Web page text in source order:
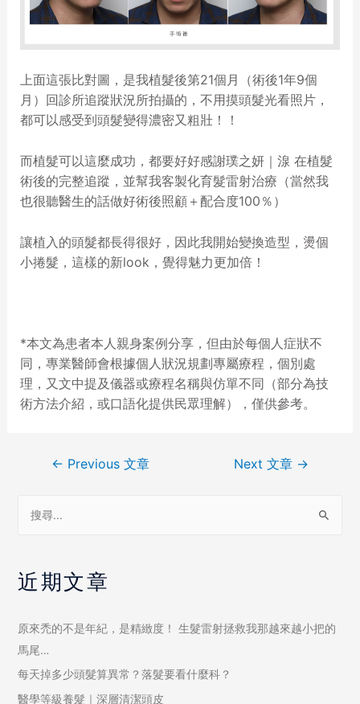
上面這張比對圖，是我植髮後第21個月（術後1年9個
月）回診所追蹤狀況所拍攝的，不用摸頭髮光看照片，
都可以感受到頭髮變得濃密又粗壯！！
而植髮可以這麼成功，都要好好感謝璞之妍｜湶 在植髮
術後的完整追蹤，並幫我客製化育髮雷射治療（當然我
也很聽醫生的話做好術後照顧＋配合度100％）
讓植入的頭髮都長得很好，因此我開始變換造型，燙個
小捲髮，這樣的新look，覺得魅力更加倍！
*本文為患者本人親身案例分享，但由於每個人症狀不
同，專業醫師會根據個人狀況規劃專屬療程，個別處
理，又文中提及儀器或療程名稱與仿單不同（部分為技
術方法介紹，或口語化提供民眾理解），僅供參考。
← Previous 文章 Next 文章 →
近期文章
原來禿的不是年紀，是精緻度！ 生髮雷射拯救我那越來越小把的
馬尾…
每天掉多少頭髮算異常？落髮要看什麼科？
醫學等級養髮｜深層清潔頭皮